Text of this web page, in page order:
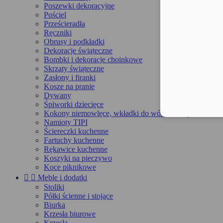
Poszewki dekoracyjne
Pościel
Prześcieradła
Ręczniki
Obrusy i podkładki
Dekoracje świąteczne
Bombki i dekoracje choinkowe
Skrzaty świąteczne
Zasłony i firanki
Kosze na pranie
Dywany
Śpiworki dziecięce
Kokony niemowlęce, wkładki do wózka, maty
Namioty TIPI
Ściereczki kuchenne
Fartuchy kuchenne
Rękawice kuchenne
Koszyki na pieczywo
Koce piknikowe
  Meble i dodatki
Stoliki
Półki ścienne i stojące
Biurka
Krzesła biurowe